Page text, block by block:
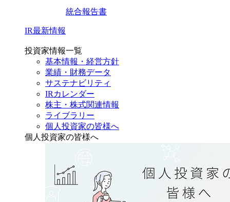
統合報告書
IR最新情報
投資家情報一覧
基本情報・経営方針
業績・財務データ
サステナビリティ
IRカレンダー
株主・株式関連情報
ライブラリー
個人投資家の皆様へ
個人投資家の皆様へ